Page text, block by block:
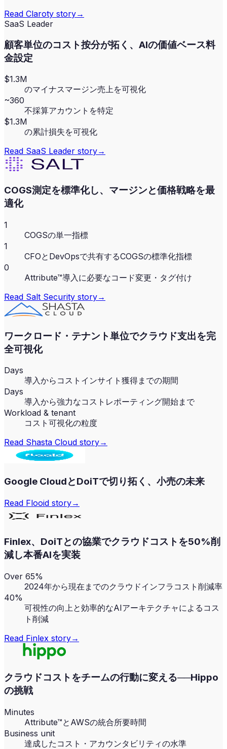
Read Claroty story→
SaaS Leader
顧客単位のコスト按分が拓く、AIの価値ベース料
金設定
$1.3M
のマイナスマージン売上を可視化
~360
不採算アカウントを特定
$1.3M
の累計損失を可視化
Read SaaS Leader story→
COGS測定を標準化し、マージンと価格戦略を最
適化
1
COGSの単一指標
1
CFOとDevOpsで共有するCOGSの標準化指標
0
Attribute™導入に必要なコード変更・タグ付け
Read Salt Security story→
ワークロード・テナント単位でクラウド支出を完
全可視化
Days
導入からコストインサイト獲得までの期間
Days
導入から強力なコストレポーティング開始まで
Workload & tenant
コスト可視化の粒度
Read Shasta Cloud story→
Google CloudとDoiTで切り拓く、小売の未来
Read Flooid story→
Finlex、DoiTとの協業でクラウドコストを50%削
減し本番AIを実装
Over 65%
2024年から現在までのクラウドインフラコスト削減率
40%
可視性の向上と効率的なAIアーキテクチャによるコス
ト削減
Read Finlex story→
クラウドコストをチームの行動に変える──Hippo
の挑戦
Minutes
Attribute™とAWSの統合所要時間
Business unit
達成したコスト・アカウンタビリティの水準